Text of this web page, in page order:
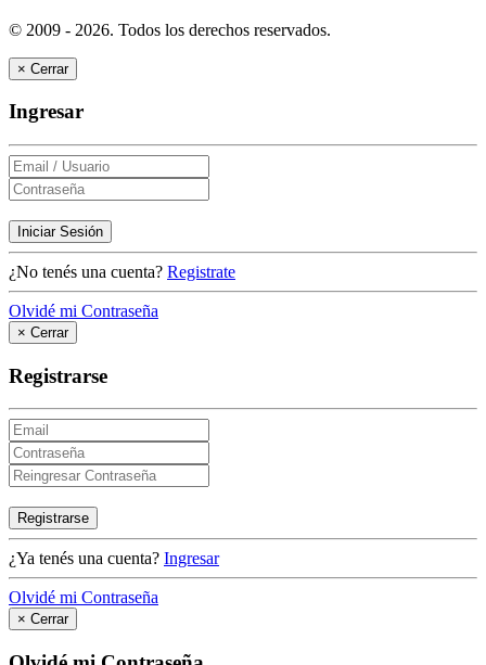
© 2009 - 2026. Todos los derechos reservados.
× Cerrar
Ingresar
Iniciar Sesión
¿No tenés una cuenta? Registrate
Olvidé mi Contraseña
× Cerrar
Registrarse
Registrarse
¿Ya tenés una cuenta? Ingresar
Olvidé mi Contraseña
× Cerrar